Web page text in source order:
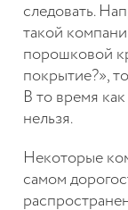
следовать.
такой
порошковой
покрытие?»,
В то время как
нельзя.
Некоторые
самом